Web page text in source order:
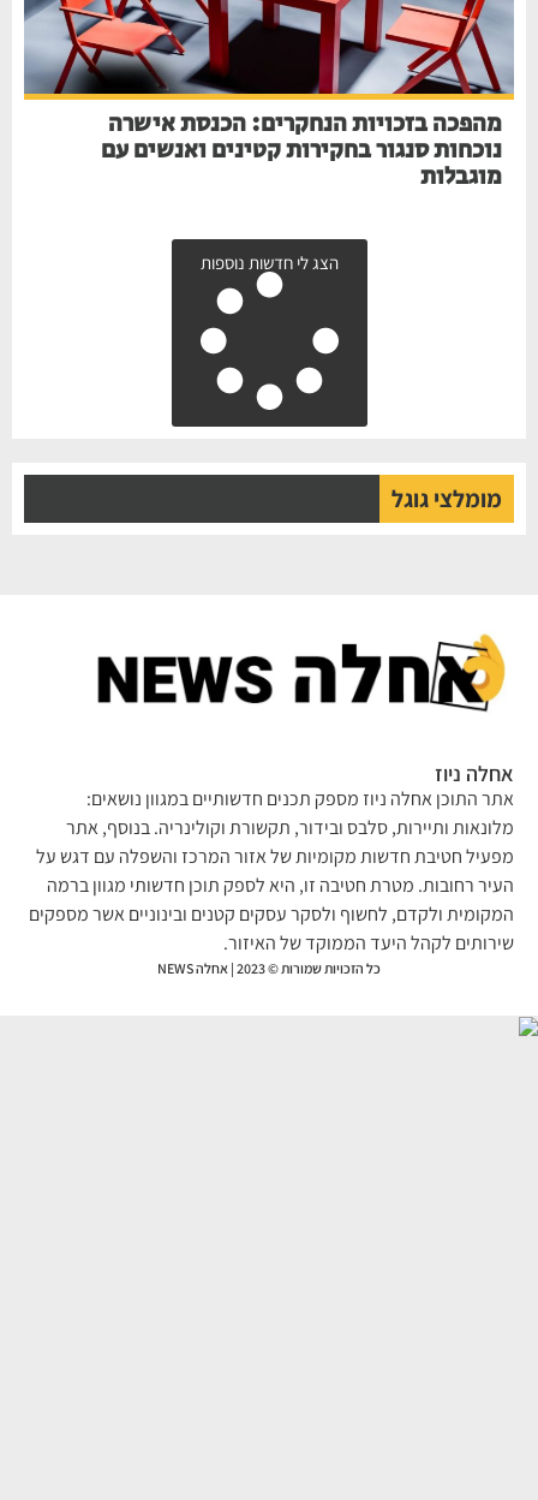
מהפכה בזכויות הנחקרים: הכנסת אישרה
נוכחות סנגור בחקירות קטינים ואנשים עם
מוגבלות
הצג לי חדשות נוספות
מומלצי גוגל
ניוז
התוכן אחלה ניוז מספק תכנים חדשותיים במגוון נושאים:
ותיירות, סלבס ובידור, תקשורת וקולינריה. בנוסף, אתר
חטיבת חדשות מקומיות של אזור המרכז והשפלה עם דגש על
רחובות. מטרת חטיבה זו, היא לספק תוכן חדשותי מגוון ברמה
ולקדם, לחשוף ולסקר עסקים קטנים ובינוניים אשר מספקים
לקהל היעד הממוקד של האיזור.
כל הזכויות שמורות © 2023 | אחלה NEWS